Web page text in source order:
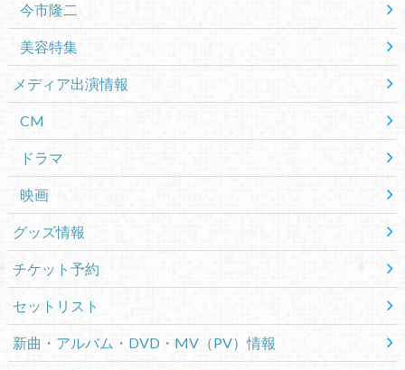
今市隆二
美容特集
メディア出演情報
CM
ドラマ
映画
グッズ情報
チケット予約
セットリスト
新曲・アルバム・DVD・MV（PV）情報